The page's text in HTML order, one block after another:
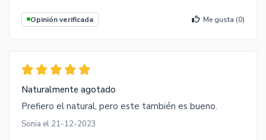
Opinión verificada Me gusta (0)
Naturalmente agotado
Prefiero el natural, pero este también es bueno.
Sonia el 21-12-2023